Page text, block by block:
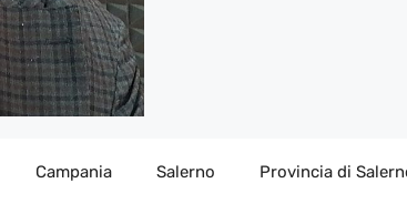
Campania Salerno Provincia di